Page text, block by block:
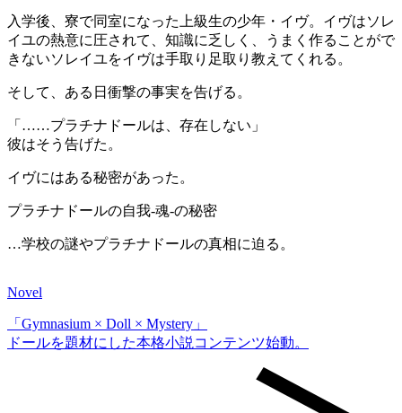
入学後、寮で同室になった上級生の少年・イヴ。イヴはソレ
イユの熱意に圧されて、知識に乏しく、うまく作ることがで
きないソレイユをイヴは手取り足取り教えてくれる。
そして、ある日衝撃の事実を告げる。
「……プラチナドールは、存在しない」
彼はそう告げた。
イヴにはある秘密があった。
プラチナドールの自我-魂-の秘密
…学校の謎やプラチナドールの真相に迫る。
Novel
「Gymnasium × Doll × Mystery」
ドールを題材にした本格小説コンテンツ始動。